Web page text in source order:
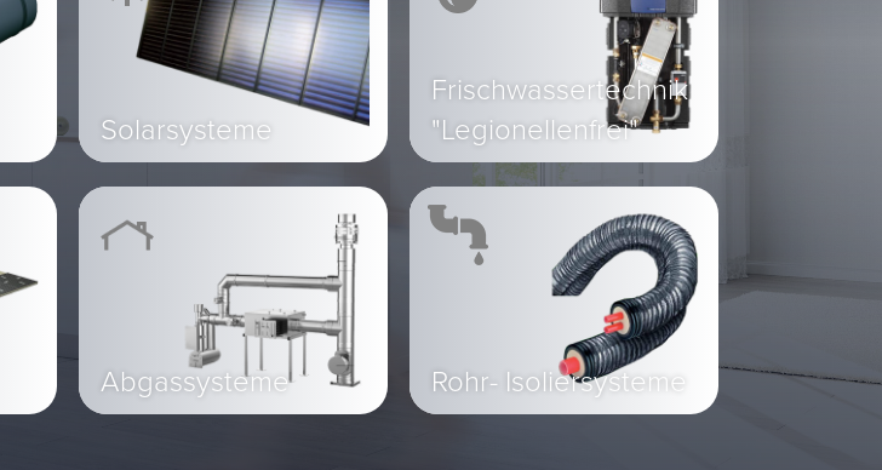
Solarsysteme
Frischwassertechnik
"Legionellenfrei"
Abgassysteme Rohr- Isoliersysteme